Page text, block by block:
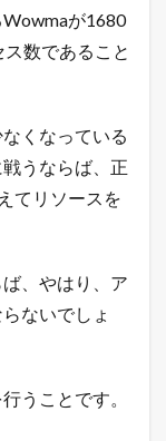
が1680
数であること
くなっている
うならば、正
てリソースを
、やはり、ア
ないでしょ
うことです。